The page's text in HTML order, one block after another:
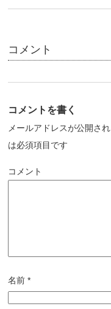
コメント
コメントを書く
メールアドレスが公開さ
は必須項目です
コメント
名前*